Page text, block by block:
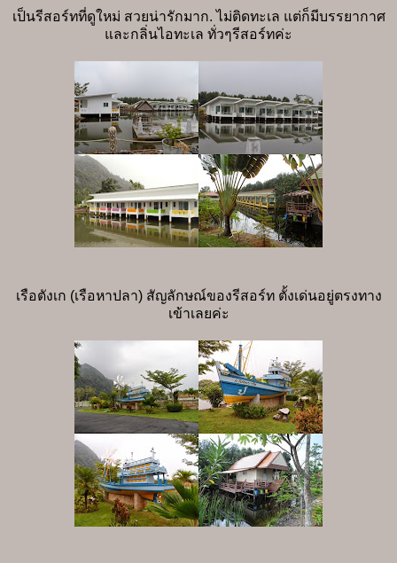
เป็นรีสอร์ทที่ดูใหม่ สวยน่ารักมาก. ไม่ติดทะเล แต่ก็มีบรรยากาศ
และกลิ่นไอทะเล ทั่วๆรีสอร์ทค่ะ
เรือตังเก (เรือหาปลา) สัญลักษณ์ของรีสอร์ท ตั้งเด่นอยู่ตรงทาง
เข้าเลยค่ะ